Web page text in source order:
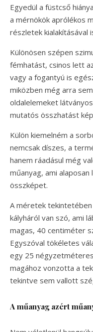
Egyedül a füstcső
a mérnökök aprólékos
részletek kialakításával
Különösen szépen
fémhatást, csinos lett
vagy a fogantyú is
miközben még arra
oldalelemeket
mutatós összhatást
Külön kiemelném a
nemcsak díszes, a
hanem ráadásul még
műanyag, ami
összképet.
A méretek
kályháról van szó, ami
magas, 40 centiméter
Egyszóval tökéletes
egy 25
magához vonzotta a
tekintve sem vallott
A műanyag azért